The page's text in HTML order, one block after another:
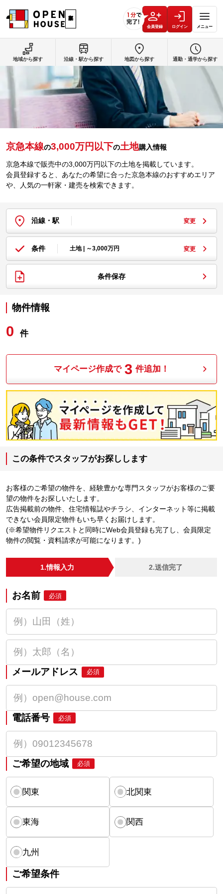
会員登録 ログイン メニュー
京急本線の3,000万円以下の土地購入情報
京急本線で販売中の3,000万円以下の土地を掲載しています。
会員登録すると、あなたの希望に合った京急本線のおすすめエリア
や、人気の一軒家・建売を検索できます。
沿線・駅 変更
条件 土地 | ～3,000万円 変更
条件保存
物件情報
0 件
マイページ作成で 3 件追加！
この条件でスタッフがお探しします
お客様のご希望の物件を、経験豊かな専門スタッフがお客様のご要
望の物件をお探しいたします。
広告掲載前の物件、住宅情報誌やチラシ、インターネット等に掲載
できない会員限定物件もいち早くお届けします。
(※希望物件リクエストと同時にWeb会員登録も完了し、会員限定
物件の閲覧・資料請求が可能になります。)
1.情報入力 2.送信完了
お名前 必須
メールアドレス 必須
電話番号 必須
ご希望の地域 必須
関東 北関東
東海 関西
九州
ご希望条件
地域から探す 沿線・駅から探す 地図から探す 通勤・通学から探す